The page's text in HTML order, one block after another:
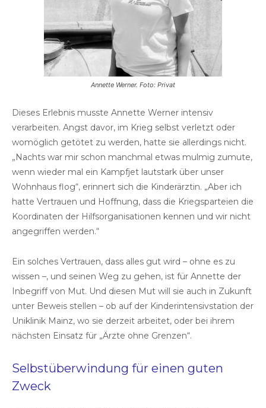
Annette Werner. Foto: Privat
Dieses Erlebnis musste Annette Werner intensiv
verarbeiten. Angst davor, im Krieg selbst verletzt oder
womöglich getötet zu werden, hatte sie allerdings nicht.
„Nachts war mir schon manchmal etwas mulmig zumute,
wenn wieder mal ein Kampfjet lautstark über unser
Wohnhaus flog“, erinnert sich die Kinderärztin. „Aber ich
hatte Vertrauen und Hoffnung, dass die Kriegsparteien die
Koordinaten der Hilfsorganisationen kennen und wir nicht
angegriffen werden.“
Ein solches Vertrauen, dass alles gut wird – ohne es zu
wissen –, und seinen Weg zu gehen, ist für Annette der
Inbegriff von Mut. Und diesen Mut will sie auch in Zukunft
unter Beweis stellen – ob auf der Kinder­intensivstation der
Uniklinik Mainz, wo sie derzeit arbeitet, oder bei ihrem
nächsten Einsatz für „Ärzte ohne Grenzen“.
Selbstüberwindung für einen guten
Zweck